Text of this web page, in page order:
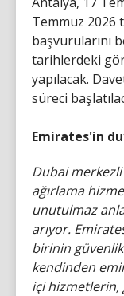
Temmuz 2026
başvurularını
tarihlerdeki
yapılacak.
süreci
Emirates'in
Dubai
ağırlama
unutulmaz
arıyor.
birinin güvenlik
kendinden
içi hizmetlerin,